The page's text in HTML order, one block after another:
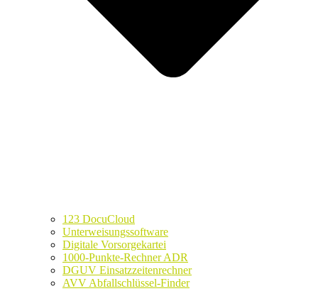
123 DocuCloud
Unterweisungssoftware
Digitale Vorsorgekartei
1000-Punkte-Rechner ADR
DGUV Einsatzzeitenrechner
AVV Abfallschlüssel-Finder